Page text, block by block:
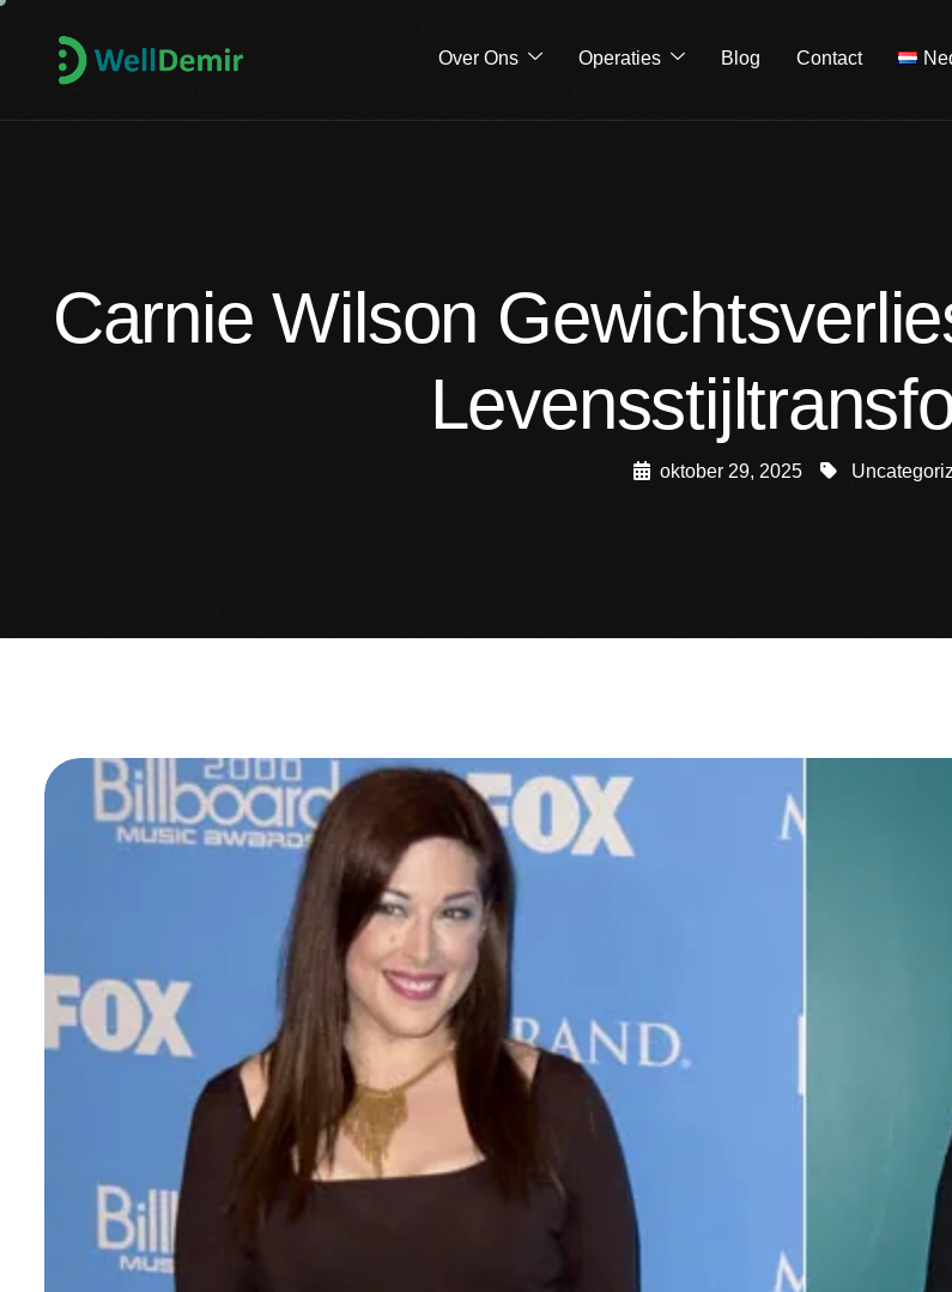
Over Ons Operaties Blog Contact
Carnie Wilson
oktober 29, 2025